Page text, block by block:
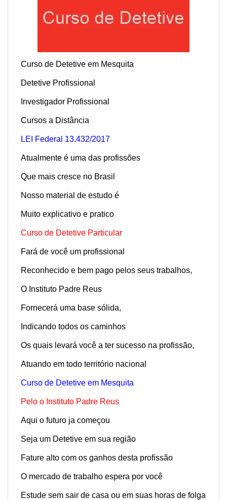
Curso de Detetive em Mesquita
Detetive Profissional
Investigador Profissional
Cursos a Distância
LEI Federal 13.432/2017
Atualmente é uma das profissões
Que mais cresce no Brasil
Nosso material de estudo é
Muito explicativo e pratico
Curso de Detetive Particular
Fará de você um profissional
Reconhecido e bem pago pelos seus trabalhos,
O Instituto Padre Reus
Fornecerá uma base sólida,
Indicando todos os caminhos
Os quais levará você a ter sucesso na profissão,
Atuando em todo território nacional
Curso de Detetive em Mesquita
Pelo o Instituto Padre Reus
Aqui o futuro ja começou
Seja um Detetive em sua região
Fature alto com os ganhos desta profissão
O mercado de trabalho espera por você
Estude sem sair de casa ou em suas horas de folga